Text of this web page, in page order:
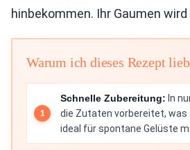
hinbekommen. Ihr Gaumen
Warum ich dieses Rezept
Schnelle Zubereitung: In
die Zutaten vorbereitet, was
ideal für spontane Gelüste